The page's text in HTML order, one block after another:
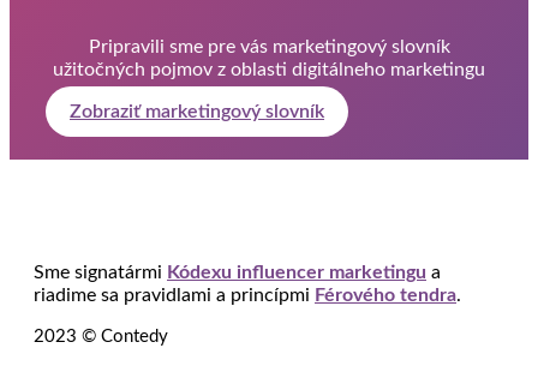
Pripravili sme pre vás marketingový slovník
užitočných pojmov z oblasti digitálneho marketingu
Zobraziť marketingový slovník
Sme signatármi Kódexu influencer marketingu a
riadime sa pravidlami a princípmi Férového tendra.
2023 © Contedy